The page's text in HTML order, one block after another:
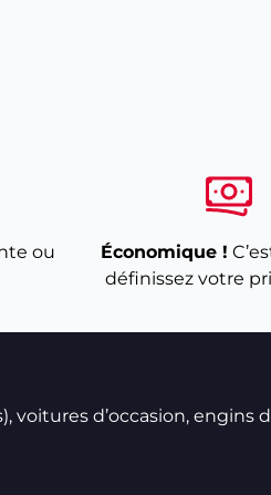
ou
Économique !
définissez votre
voitures d’occasion,